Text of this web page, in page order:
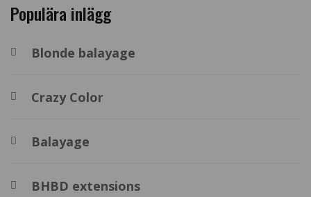
Populära inlägg
Blonde balayage
Crazy Color
Balayage
BHBD extensions